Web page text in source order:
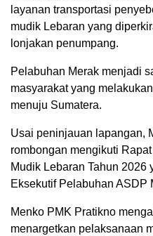
layanan transportasi
mudik Lebaran yang
lonjakan penumpang.
Pelabuhan Merak menjadi
masyarakat yang
menuju Sumatera.
Usai peninjauan lapangan,
rombongan mengikuti
Mudik Lebaran Tahun 2026
Eksekutif Pelabuhan ASDP
Menko PMK Pratikno
menargetkan pelaksanaan